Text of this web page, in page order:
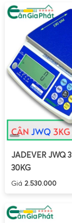
Cân không
kiểm tra dây
Màn hình
sinh cảm
Cân không
dẫn.
Kết quả cân
rung lắc và
Cân báo lỗi:
cân.
Trong trường
JADEVER JWQ
30KG
Giá 2.530.000